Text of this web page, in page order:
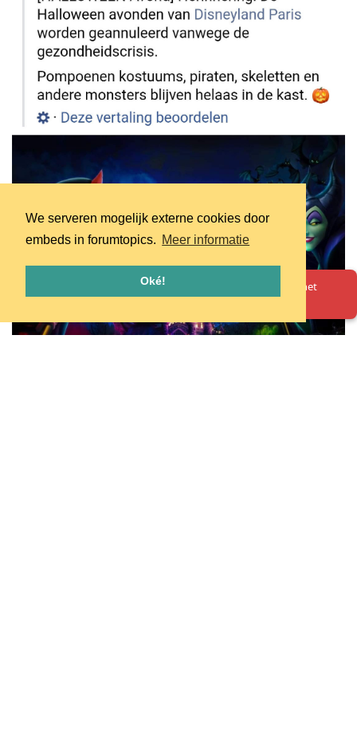
We serveren mogelijk externe cookies door
embeds in forumtopics. Meer informatie
Oké!
Oeps! Er is iets misgegaan. Herlaad de pagina en probeer het
opnieuw.